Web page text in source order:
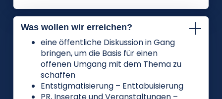
Was wollen wir erreichen?
eine öffentliche Diskussion in Gang
bringen, um die Basis für einen
offenen Umgang mit dem Thema zu
schaffen
Entstigmatisierung – Enttabuisierung
PR, Inserate und Veranstaltungen –